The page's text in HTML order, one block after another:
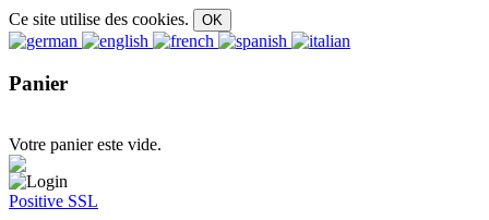
Ce site utilise des cookies.
Panier
Votre panier este vide.
Positive SSL